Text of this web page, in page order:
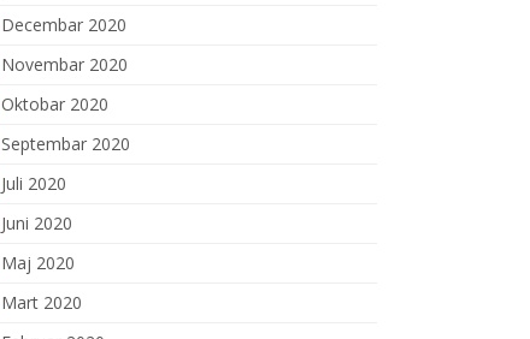
Decembar 2020
Novembar 2020
Oktobar 2020
Septembar 2020
Juli 2020
Juni 2020
Maj 2020
Mart 2020